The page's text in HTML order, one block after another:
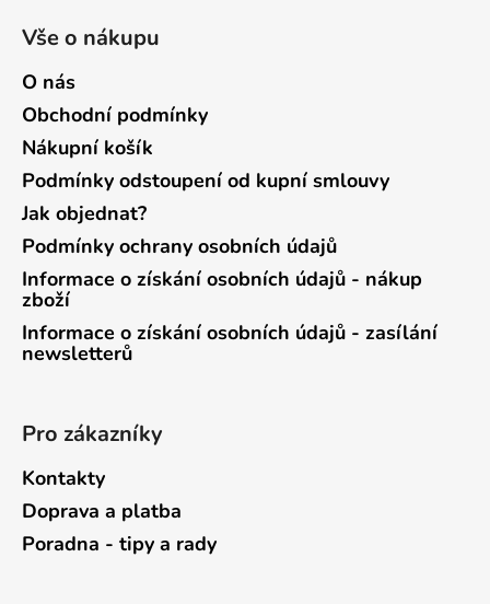
Vše o nákupu
O nás
Obchodní podmínky
Nákupní košík
Podmínky odstoupení od kupní smlouvy
Jak objednat?
Podmínky ochrany osobních údajů
Informace o získání osobních údajů - nákup
zboží
Informace o získání osobních údajů - zasílání
newsletterů
Pro zákazníky
Kontakty
Doprava a platba
Poradna - tipy a rady